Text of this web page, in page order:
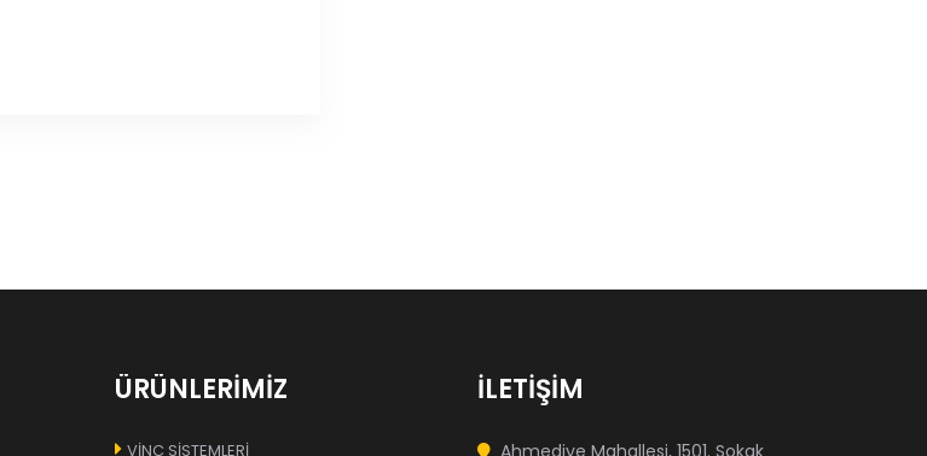
ÜRÜNLERİMİZ
VİNÇ SİSTEMLERİ
İLETİŞİM
Ahmediye Mahallesi, 1501. Sokak